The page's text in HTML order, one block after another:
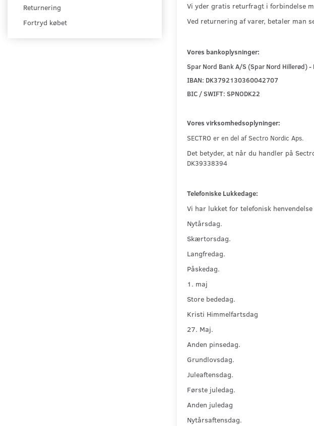
Returnering
Fortryd købet
Vi yder gratis returfragt i forbindelse
Ved returnering af varer, betaler man
Vores bankoplysninger:
Spar Nord Bank A/S (Spar Nord Hillerød)
IBAN: DK3792130360042707
BIC / SWIFT: SPNODK22
Vores virksomhedsoplyninger:
SECTRO er en del af Sectro Nordic Aps.
Det betyder, at når du handler på
DK39338394
Telefoniske Lukkedage:
Vi har lukket for telefonisk
Nytårsdag.
Skærtorsdag.
Langfredag.
Påskedag.
1. maj
Store bededag.
Kristi Himmelfartsdag
27. Maj.
Anden pinsedag.
Grundlovsdag.
Juleaftensdag.
Første juledag.
Anden juledag
Nytårsaftensdag.